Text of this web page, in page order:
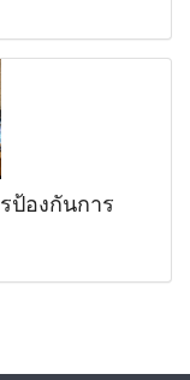
ป้องกันการ